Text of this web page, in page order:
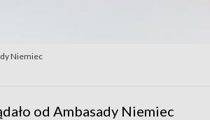
Niemiec
od Ambasady Niemiec